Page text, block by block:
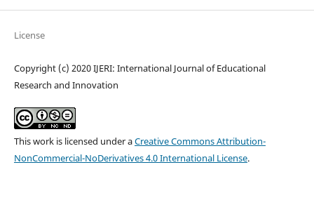
License
Copyright (c) 2020 IJERI: International Journal of Educational
Research and Innovation
This work is licensed under aCreative Commons Attribution-
NonCommercial-NoDerivatives 4.0 International License.